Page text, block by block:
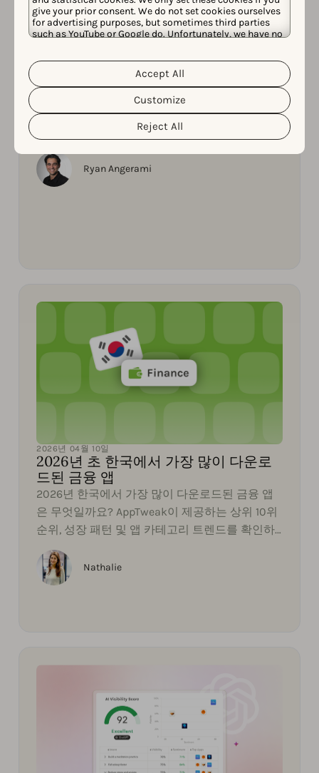
give your prior consent. We do not set cookies ourselves
for advertising purposes, but sometimes third parties
such as YouTube or Google do. Unfortunately, we have no
personal data and the different cookies we use, please
read our
Cookie Policy&Privacy Policy
customize your cookie settings and preferences by
clicking the “Customize” button.
Reject All
Customize
Accept All
인공지능(AI)
2026년 04월 15일
Reddit을 활용해 앱 가시성을 높이는
방법
Ryan Angerami
2026년 04월 10일
2026년 초 한국에서 가장 많이 다운로
드된 금융 앱
2026년 한국에서 가장 많이 다운로드된 금융 앱
은 무엇일까요? AppTweak이 제공하는 상위 10위
순위, 성장 패턴 및 앱 카테고리 트렌드를 확인하
십시오.
Nathalie